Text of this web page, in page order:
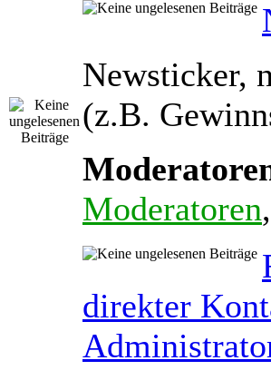
Newsticker,
(z.B.
Moderatoren,
direkter